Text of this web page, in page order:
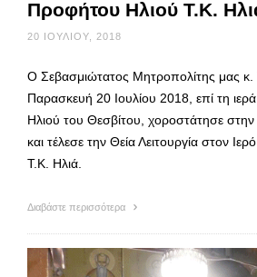
Προφήτου Ηλιού Τ.Κ.
20 ΙΟΥΛΊΟΥ, 2018
Ο Σεβασμιώτατος Μητροπολίτης μας κ.
Παρασκευή 20 Ιουλίου 2018, επί τη
Ηλιού του Θεσβίτου, χοροστάτησε
και τέλεσε την Θεία Λειτουργία στον
Τ.Κ. Ηλιά.
Διαβάστε περισσότερα